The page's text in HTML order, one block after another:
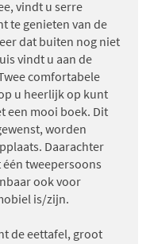
vindt u serre
te genieten van de
dat buiten nog niet
vindt u aan de
comfortabele
u heerlijk op kunt
een mooi boek. Dit
worden
Daarachter
tweepersoons
ook voor
is/zijn.
de eettafel, groot